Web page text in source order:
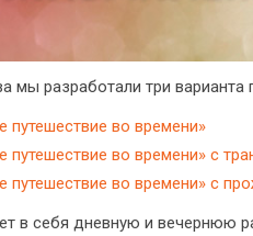
мы разработали три варианта
путешествие во времени»
путешествие во времени» с
путешествие во времени» с
в себя дневную и вечернюю